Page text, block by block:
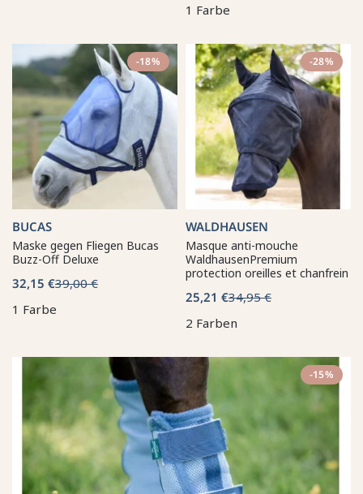
1 Farbe
-18%
BUCAS
Maske gegen Fliegen Bucas
Buzz-Off Deluxe
32,15 €39,00 €
1 Farbe
-28%
WALDHAUSEN
Masque anti-mouche
WaldhausenPremium
protection oreilles et chanfrein
25,21 €34,95 €
2 Farben
-15%